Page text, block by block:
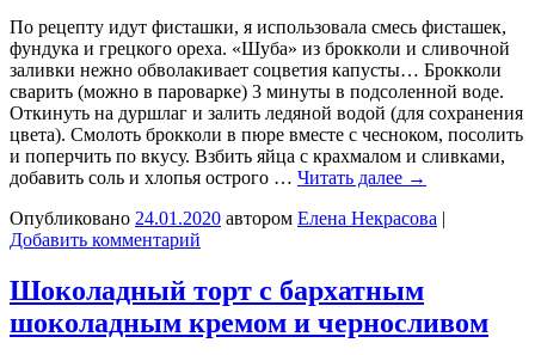
По рецепту идут фисташки, я использовала смесь фисташек,
фундука и грецкого ореха. «Шуба» из брокколи и сливочной
заливки нежно обволакивает соцветия капусты… Брокколи
сварить (можно в пароварке) 3 минуты в подсоленной воде.
Откинуть на дуршлаг и залить ледяной водой (для сохранения
цвета). Смолоть брокколи в пюре вместе с чесноком, посолить
и поперчить по вкусу. Взбить яйца с крахмалом и сливками,
добавить соль и хлопья острого … Читать далее →
Опубликовано 24.01.2020 автором Елена Некрасова |
Добавить комментарий
Шоколадный торт с бархатным
шоколадным кремом и черносливом